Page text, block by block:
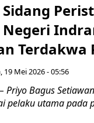
Terdakwa
19 Mei 2026 - 05:56
– Priyo Bagus
pelaku utama pada